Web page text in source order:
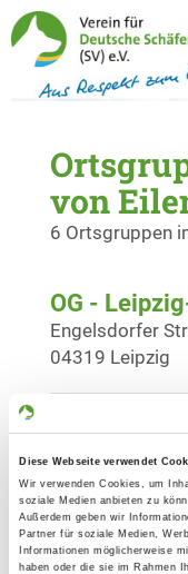
Diese Webseite verwendet
Wir verwenden Cookies, um
soziale Medien anbieten zu
Außerdem geben wir
Partner für soziale Medien,
Informationen möglicherweise
haben oder die sie im Rahmen
von
6 Ortsgruppen
OG -
Engelsdorfer
04319 Leipzig
OG - Torgau
04860 Torgau
OG -